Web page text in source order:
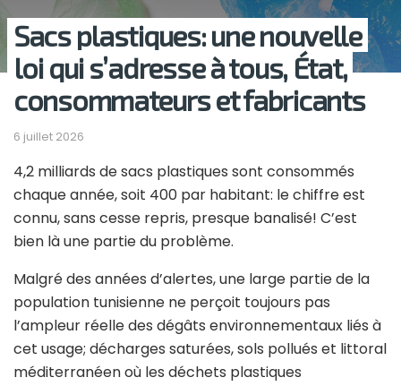
Sacs plastiques: une nouvelle
loi qui s’adresse à tous, État,
consommateurs et fabricants
6 juillet 2026
4,2 milliards de sacs plastiques sont consommés
chaque année, soit 400 par habitant: le chiffre est
connu, sans cesse repris, presque banalisé! C’est
bien là une partie du problème.
Malgré des années d’alertes, une large partie de la
population tunisienne ne perçoit toujours pas
l’ampleur réelle des dégâts environnementaux liés à
cet usage; décharges saturées, sols pollués et littoral
méditerranéen où les déchets plastiques